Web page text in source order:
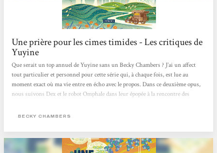
Une prière pour les cimes timides - Les critiques de
Yuyine
Que serait un top annuel de Yuyine sans un Becky Chambers ? J’ai un affect
tout particulier et personnel pour cette série qui, à chaque fois, est lue au
moment exact où ma vie entre en écho avec le propos. Dans ce deuxième opus,
nous suivons Dex et le robot Omphale dans leur épopée à la rencontre des
ce que le bonheur ? ». Plein de sagesse, plein de beauté, doux pour l’âme et pour
quête...
BECKY CHAMBERS